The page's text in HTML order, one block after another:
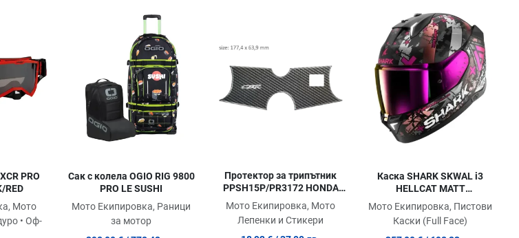
PRO
RED
Мото
• Оф-
Quick View
Сак с колела OGIO RIG 9800
PRO LE SUSHI
Мото Екипировка, Раници
за мотор
Сравни продукт
Quick View
Протектор за трипътник
PPSH15P/PR3172 HONDA
CBR 600 от 1990-1994г.
Мото Екипировка, Мото
Лепенки и Стикери
Каска SHARK SKWAL i3
HELLCAT MATT
BLACK/WHITE/PINK
Мото Екипировка, Пистови
Каски (Full Face)